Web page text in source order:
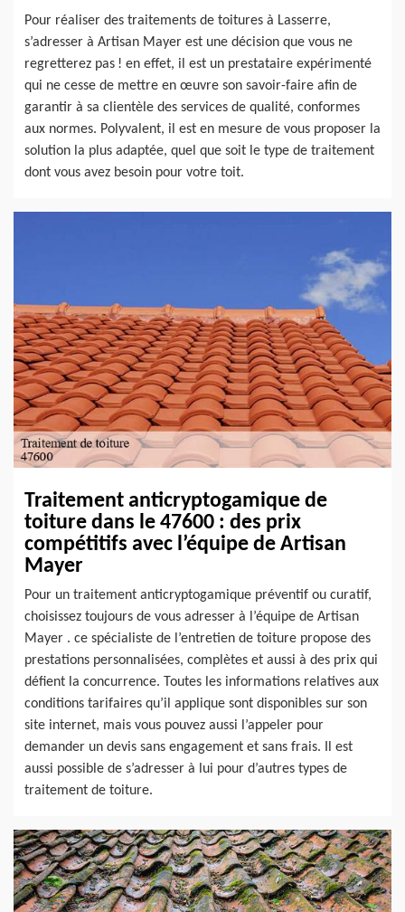
Pour réaliser des traitements de toitures à Lasserre,
s’adresser à Artisan Mayer est une décision que vous ne
regretterez pas ! en effet, il est un prestataire expérimenté
qui ne cesse de mettre en œuvre son savoir-faire afin de
garantir à sa clientèle des services de qualité, conformes
aux normes. Polyvalent, il est en mesure de vous proposer la
solution la plus adaptée, quel que soit le type de traitement
dont vous avez besoin pour votre toit.
Traitement anticryptogamique de
toiture dans le 47600 : des prix
compétitifs avec l’équipe de Artisan
Mayer
Pour un traitement anticryptogamique préventif ou curatif,
choisissez toujours de vous adresser à l’équipe de Artisan
Mayer . ce spécialiste de l’entretien de toiture propose des
prestations personnalisées, complètes et aussi à des prix qui
défient la concurrence. Toutes les informations relatives aux
conditions tarifaires qu’il applique sont disponibles sur son
site internet, mais vous pouvez aussi l’appeler pour
demander un devis sans engagement et sans frais. Il est
aussi possible de s’adresser à lui pour d’autres types de
traitement de toiture.